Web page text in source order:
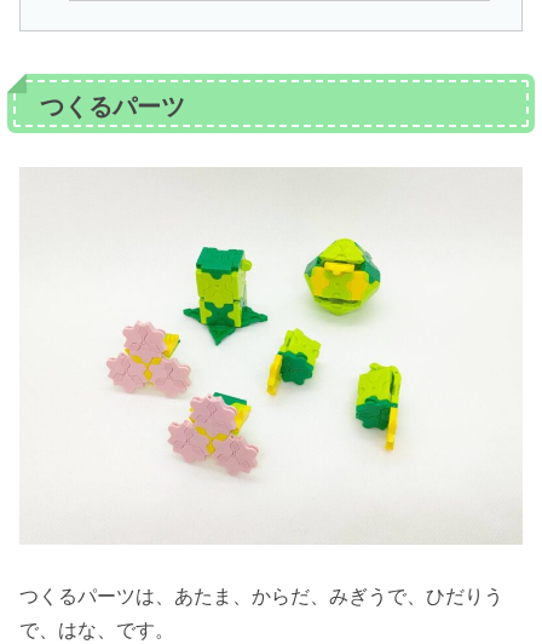
つくるパーツ
つくるパーツは、あたま、からだ、みぎうで、ひだりう
で、はな、です。